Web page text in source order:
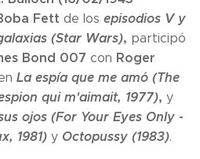
Fett de los episodios V y
(Star Wars), participó
Bond 007 con Roger
La espía que me amó (The
qui m'aimait, 1977), y
ojos (For Your Eyes Only -
1981) y Octopussy (1983).